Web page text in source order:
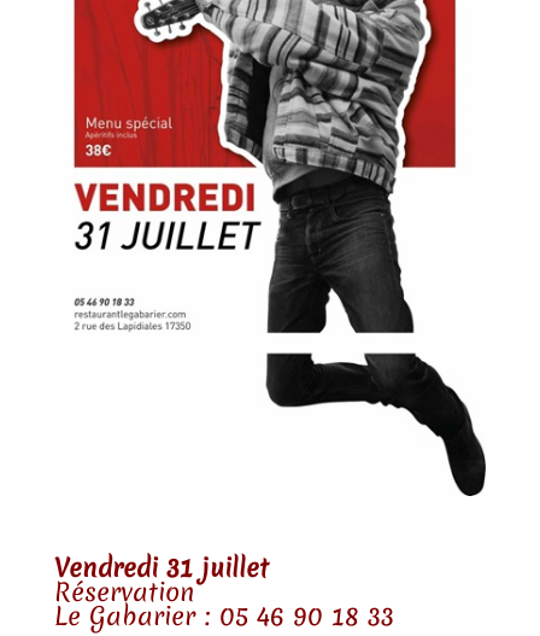
Vendredi 31 juillet
Réservation
Le Gabarier : 05 46 90 18 33